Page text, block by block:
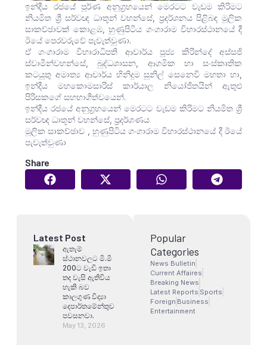
ඉන්දීය රජයේ පූර්ණ අනුග්‍රහයෙන් මෙරටට වැඩම කිරිමට
නියමිත ශ්‍රී සර්වඥ ධාතූන් වහන්සේ, ප්‍රදර්ශනය පිළිබඳ මූලික
සාකච්ඡාවක් කොළඹ, හුණුපිටිය ගංගාරාම විහාරස්ථානයේ දී
ඊයේ පෙරවරුවේ පැවැත්වුණා.
ඒ ගංගාරාම විහාරාධිපති ආචාර්ය පූජ්‍ය කිරින්දේ අස්සජි
ස්වාමීන්වහන්සේ, බුද්ධශාසන, ආගමික හා සංස්කෘතික
කටයුතු අමාත්‍ය ආචාර්ය හිනිදුම සුනිල් සෙනෙවි මහතා හා,
ඉන්දීය මහකොමසාරිස් කාර්යාල නියෝජිතයින් ඇතුළු
පිරිසකගේ සහභාගීත්වයෙන්.
ඉන්දීය රජයේ අනුග්‍රහයෙන් මෙරටට වැඩම කිරිමට නියමිත ශ්‍රී
සර්වඥ ධාතූන් වහන්සේ, ප්‍රදර්ශණය
මූලික සාකච්ඡාව , හුණුපිටිය ගංගාරාම විහාරස්ථානයේ දී ඊයේ
පැවැත්වුණා
Share
Latest Post
ඇතැම්
ස්ථානවලට මි.මි
200ට වැඩි ඉතා
තද වැසි ඇතිවිය
හැකි බව
කාලගුණ විද්‍යා
දෙපාර්තමේන්තුව
පවසනවා.
May 13, 2026
Popular
Categories
News Bulletin
Current Affaires
Breaking News
Latest Reports Sports
Foreign Business
Entertainment